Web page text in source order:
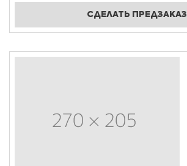
СДЕЛАТЬ ПРЕДЗАКАЗ